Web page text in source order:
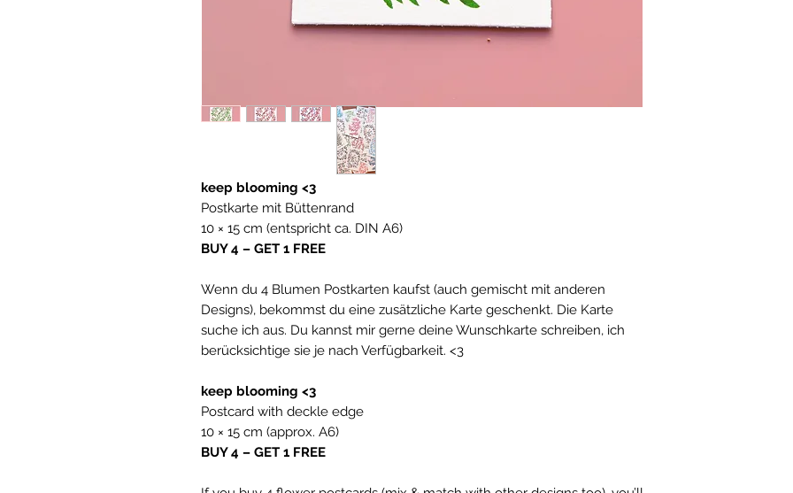
keep blooming <3
Postkarte mit Büttenrand
10 × 15 cm (entspricht ca. DIN A6)
BUY 4 – GET 1 FREE
Wenn du 4 Blumen Postkarten kaufst (auch gemischt mit anderen
Designs), bekommst du eine zusätzliche Karte geschenkt. Die Karte
suche ich aus. Du kannst mir gerne deine Wunschkarte schreiben, ich
berücksichtige sie je nach Verfügbarkeit. <3
keep blooming <3
Postcard with deckle edge
10 × 15 cm (approx. A6)
BUY 4 – GET 1 FREE